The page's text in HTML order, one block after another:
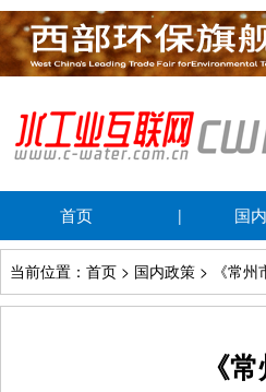
首页 | 国
当前位置：首页 > 国内政策 > 《常
《